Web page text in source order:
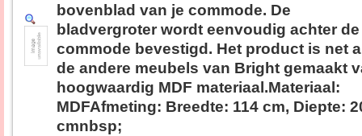
bovenblad van je commode. De
bladvergroter wordt eenvoudig achter de
commode bevestigd. Het product is net
de andere meubels van Bright gemaakt
hoogwaardig MDF materiaal.Materiaal:
MDFAfmeting: Breedte: 114 cm, Diepte:
cmnbsp;